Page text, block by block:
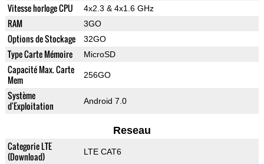
Vitesse horloge CPU 4x2.3 & 4x1.6 GHz
RAM 3GO
Options de Stockage 32GO
Type Carte Mémoire MicroSD
Capacité Max. Carte
Mem
256GO
Système
d'Exploitation
Android 7.0
Reseau
Categorie LTE
(Download)
LTE CAT6